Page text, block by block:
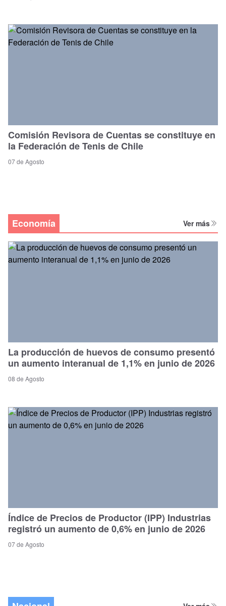
Comisión Revisora de Cuentas se constituye en
la Federación de Tenis de Chile
07 de Agosto
Economía Ver más
La producción de huevos de consumo presentó
un aumento interanual de 1,1% en junio de 2026
08 de Agosto
Índice de Precios de Productor (IPP) Industrias
registró un aumento de 0,6% en junio de 2026
07 de Agosto